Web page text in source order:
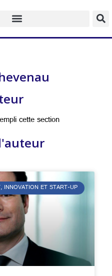
cette section
INNOVATION ET START-UP